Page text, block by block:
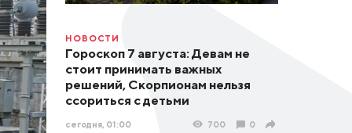
НОВОСТИ
Гороскоп 7 августа: Девам не
стоит принимать важных
решений, Скорпионам нельзя
ссориться с детьми
сегодня, 01:00 700 0